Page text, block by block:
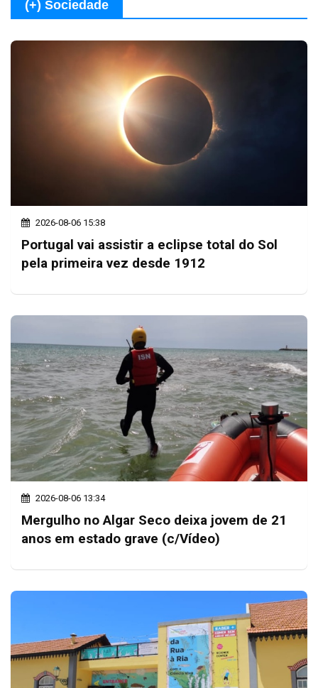
(+) Sociedade
2026-08-06 15:38
Portugal vai assistir a eclipse total do Sol
pela primeira vez desde 1912
2026-08-06 13:34
Mergulho no Algar Seco deixa jovem de 21
anos em estado grave (c/Vídeo)